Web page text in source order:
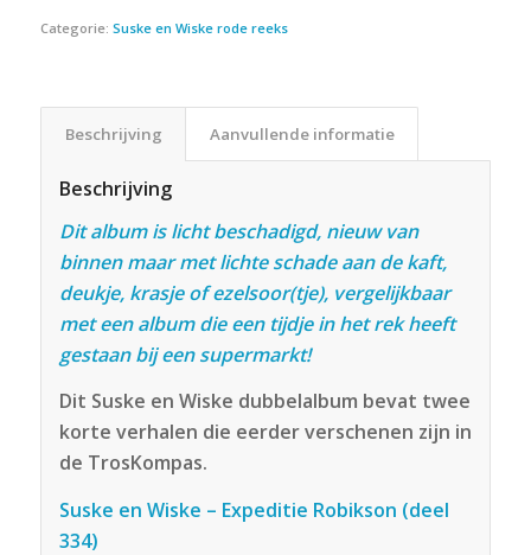
Categorie: Suske en Wiske rode reeks
Beschrijving Aanvullende informatie
Beschrijving
Dit album is licht beschadigd, nieuw van
binnen maar met lichte schade aan de kaft,
deukje, krasje of ezelsoor(tje), vergelijkbaar
met een album die een tijdje in het rek heeft
gestaan bij een supermarkt!
Dit Suske en Wiske dubbelalbum bevat twee
korte verhalen die eerder verschenen zijn in
de TrosKompas.
Suske en Wiske – Expeditie Robikson (deel
334)